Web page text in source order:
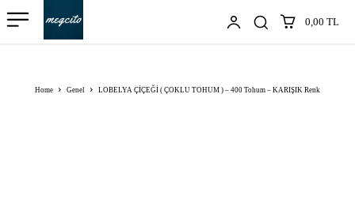
0,00 TL
Home Genel LOBELYA ÇİÇEĞİ ( ÇOKLU TOHUM ) – 400 Tohum – KARIŞIK Renk